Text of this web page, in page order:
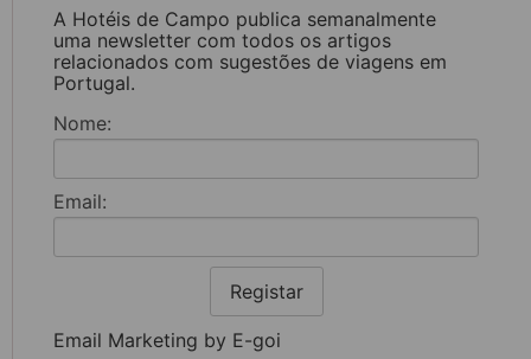
A Hotéis de Campo publica semanalmente
uma newsletter com todos os artigos
relacionados com sugestões de viagens em
Portugal.
Nome:
Email:
Registar
Email Marketing by E-goi